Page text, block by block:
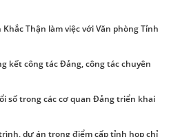
Thận làm việc với Văn phòng Tỉnh
kết công tác Đảng, công tác chuyên
số trong các cơ quan Đảng triển khai
dự án trọng điểm cấp tỉnh họp chỉ